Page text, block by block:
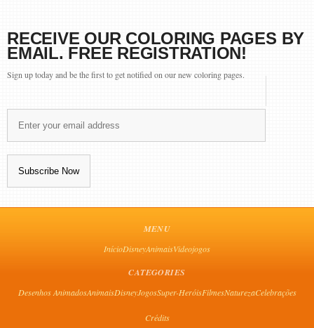
RECEIVE OUR COLORING PAGES BY
EMAIL. FREE REGISTRATION!
Sign up today and be the first to get notified on our new coloring pages.
MENU
InícioDisneyAnimaisVideojogos
CATEGORIES
Desenhos AnimadosAnimaisDisneyJogosSuper-HeróisFilmesNaturezaCelebrações
Crédits